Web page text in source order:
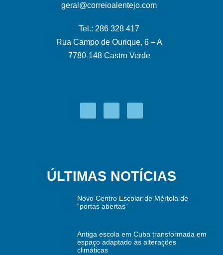
geral@correioalentejo.com
Tel.: 286 328 417
Rua Campo de Ourique, 6 – A
7780-148 Castro Verde
ÚLTIMAS NOTÍCIAS
Novo Centro Escolar de Mértola de
“portas abertas”
Antiga escola em Cuba transformada em
espaço adaptado às alterações
climáticas